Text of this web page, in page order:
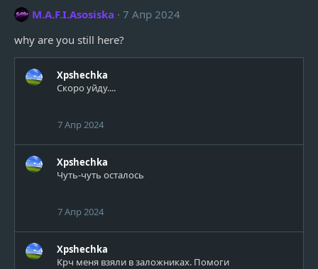
M.A.F.I.Asosiska
7 Апр 2024
why are you still here?
Xpshechka
Скоро уйду....
7 Апр 2024
Xpshechka
Чуть-чуть осталось
7 Апр 2024
Xpshechka
Крч меня взяли в заложниках. Помоги